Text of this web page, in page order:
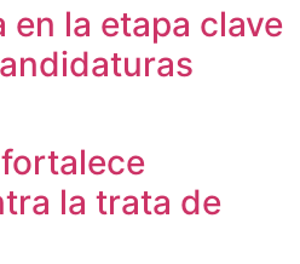
la etapa clave
la trata de